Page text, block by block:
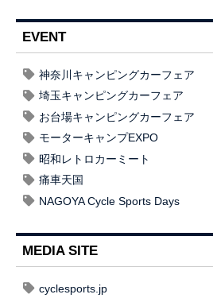
EVENT
神奈川キャンピングカーフェア
埼玉キャンピングカーフェア
お台場キャンピングカーフェア
モーターキャンプEXPO
昭和レトロカーミート
痛車天国
NAGOYA Cycle Sports Days
MEDIA SITE
cyclesports.jp